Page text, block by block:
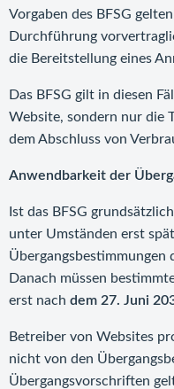
Vorgaben des BFSG
Durchführung
die Bereitstellung eines
Das BFSG gilt in diesen
Website, sondern nur die
dem Abschluss von
Anwendbarkeit der
Ist das BFSG
unter Umständen erst
Übergangsbestimmungen
Danach müssen
erst nach dem 27. Juni
Betreiber von Websites
nicht von den
Übergangsvorschriften